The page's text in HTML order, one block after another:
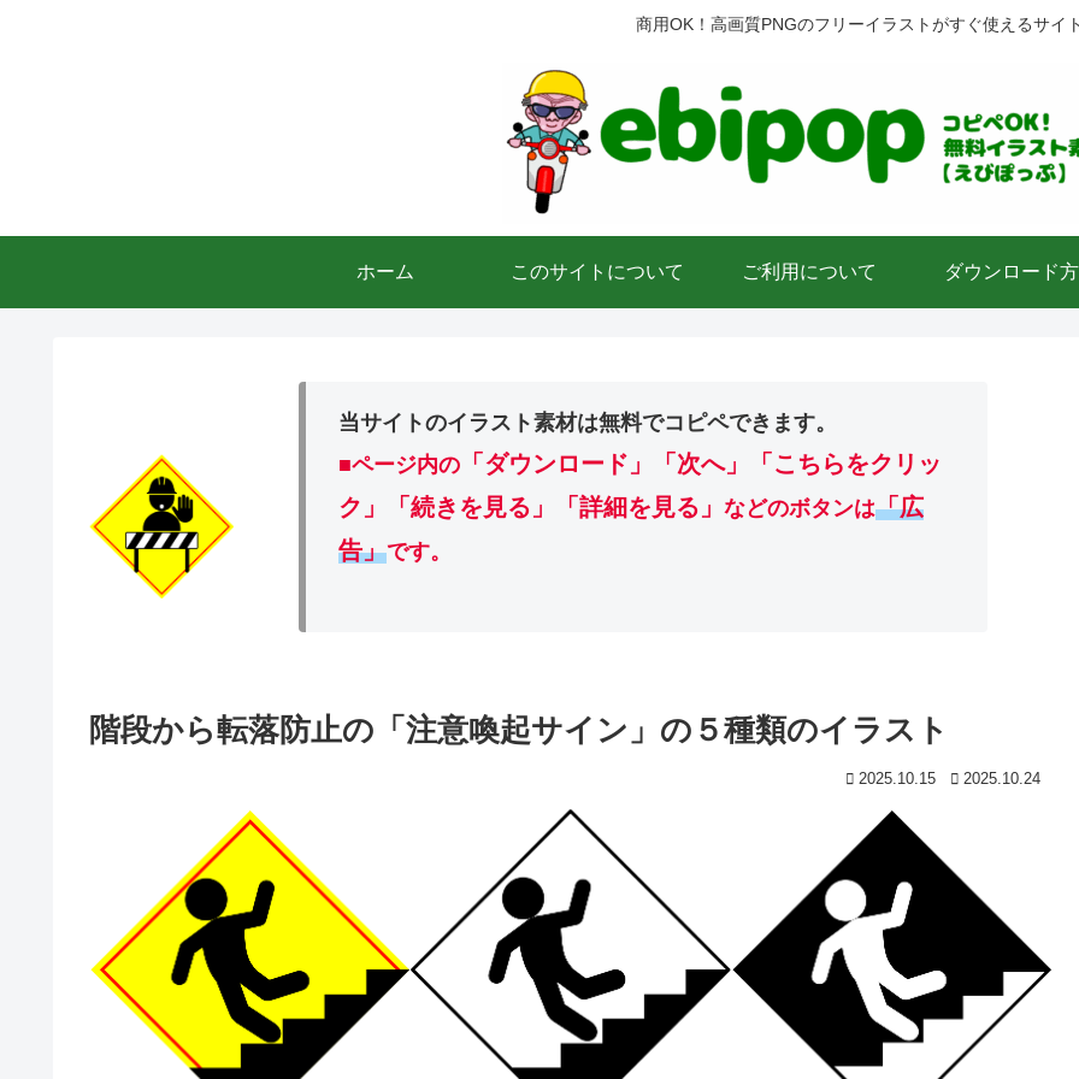
商用OK！高画質PNGのフリーイラストがすぐ使えるサイ
ホーム このサイトについて ご利用について ダウンロード
当サイトのイラスト素材は無料でコピペできます。
■ページ内の 「ダウンロード」
「次へ」「こちらをクリッ
ク」「続きを見る」「詳細を見る」などのボタンは「広
告」です。
階段から転落防止の「注意喚起サイン」の５種類のイラスト
2025.10.15 2025.10.24